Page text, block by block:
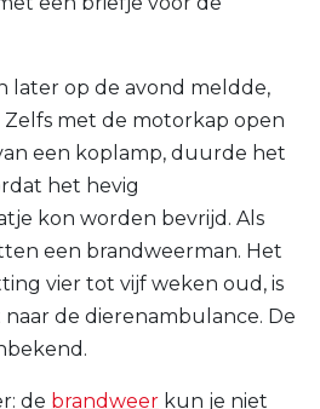
later op de avond meldde,
met de motorkap open
een koplamp, duurde het
het hevig
kon worden bevrijd. Als
een brandweerman. Het
vier tot vijf weken oud, is
de dierenambulance. De
de brandweer kun je niet